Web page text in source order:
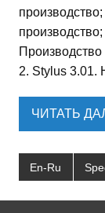
Производство
2. Stylus 3.01.
ЧИТАТЬ
En-Ru